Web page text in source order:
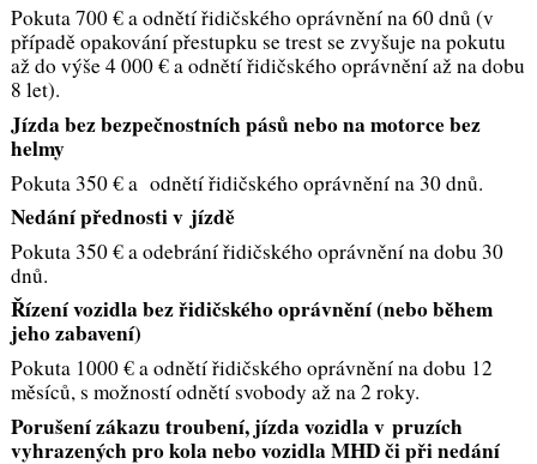
Pokuta 700 € a odnětí řidičského oprávnění na 60 dnů (v
případě opakování přestupku se trest se zvyšuje na pokutu
až do výše 4 000 € a odnětí řidičského oprávnění až na dobu
8 let).
Jízda bez bezpečnostních pásů nebo na motorce bez
helmy
Pokuta 350 € a odnětí řidičského oprávnění na 30 dnů.
Nedání přednosti v jízdě
Pokuta 350 € a odebrání řidičského oprávnění na dobu 30
dnů.
Řízení vozidla bez řidičského oprávnění (nebo během
jeho zabavení)
Pokuta 1000 € a odnětí řidičského oprávnění na dobu 12
měsíců, s možností odnětí svobody až na 2 roky.
Porušení zákazu troubení, jízda vozidla v pruzích
vyhrazených pro kola nebo vozidla MHD či při nedání